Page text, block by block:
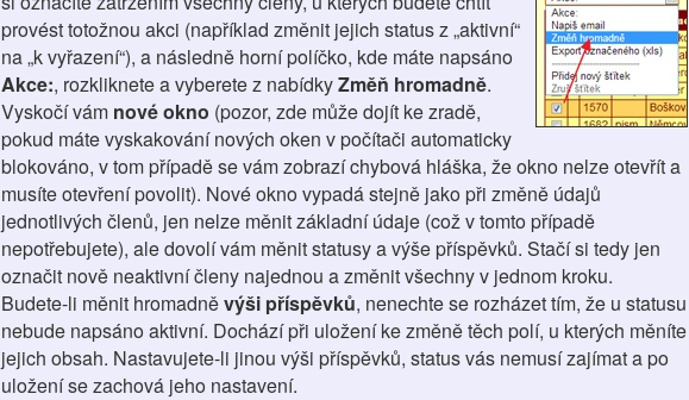
provést totožnou akci (například změnit jejich status z „aktivní“
na „k vyřazení“), a následně horní políčko, kde máte napsáno
Akce:, rozkliknete a vyberete z nabídkyZměň hromadně.
Vyskočí vám nové okno (pozor, zde může dojít ke zradě,
pokud máte vyskakování nových oken v počítači automaticky
blokováno, v tom případě se vám zobrazí chybová hláška, že okno nelze otevřít a
musíte otevření povolit). Nové okno vypadá stejně jako při změně údajů
jednotlivých členů, jen nelze měnit základní údaje (což v tomto případě
nepotřebujete), ale dovolí vám měnit statusy a výše příspěvků. Stačí si tedy jen
označit nově neaktivní členy najednou a změnit všechny v jednom kroku.
Budete-li měnit hromadněvýši příspěvků, nenechte se rozházet tím, že u statusu
nebude napsáno aktivní. Dochází při uložení ke změně těch polí, u kterých měníte
jejich obsah. Nastavujete-li jinou výši příspěvků, status vás nemusí zajímat a po
uložení se zachová jeho nastavení.